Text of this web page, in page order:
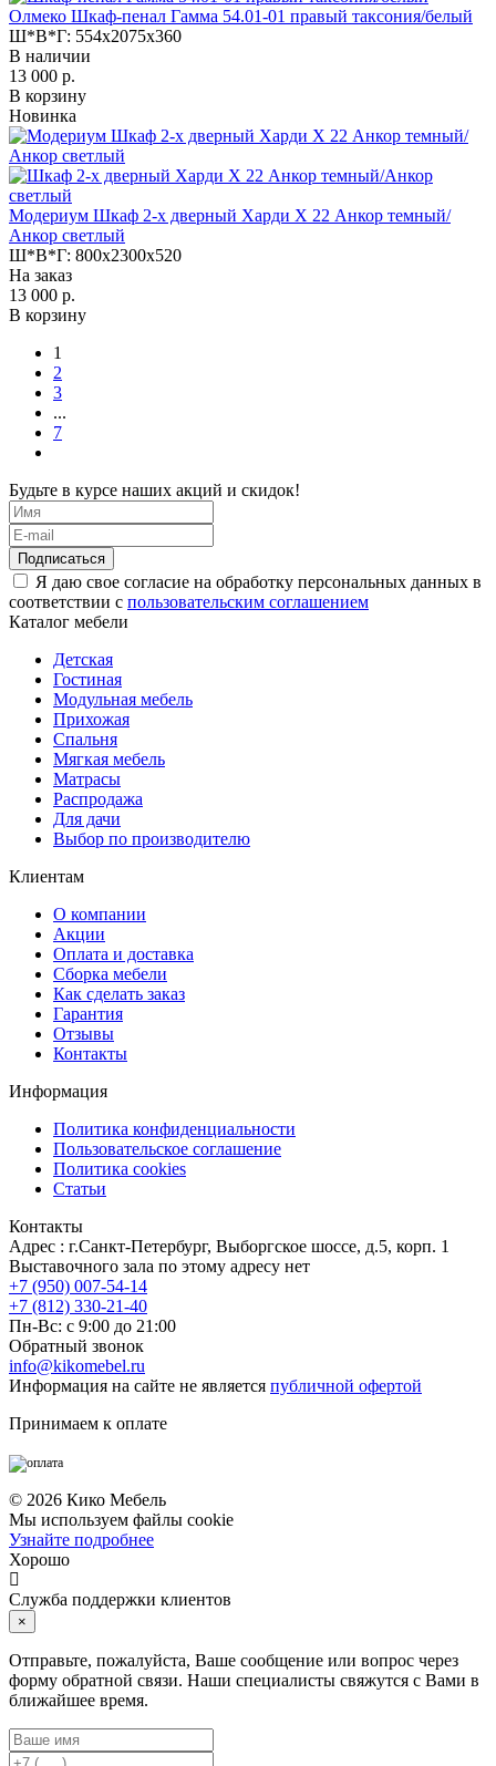
Олмеко Шкаф-пенал Гамма 54.01-01 правый таксония/белый
Ш*В*Г: 554x2075x360
В наличии
13 000 р.
В корзину
Новинка
Модериум Шкаф 2-х дверный Харди Х 22 Анкор темный/
Анкор светлый
Ш*В*Г: 800x2300x520
На заказ
13 000 р.
В корзину
1
2
3
...
7
Будьте в курсе наших акций и скидок!
Подписаться
Я даю свое согласие на обработку персональных данных в
соответствии с пользовательским соглашением
Каталог мебели
Детская
Гостиная
Модульная мебель
Прихожая
Спальня
Мягкая мебель
Матрасы
Распродажа
Для дачи
Выбор по производителю
Клиентам
О компании
Акции
Оплата и доставка
Сборка мебели
Как сделать заказ
Гарантия
Отзывы
Контакты
Информация
Политика конфиденциальности
Пользовательское соглашение
Политика cookies
Статьи
Контакты
Адрес : г.Санкт-Петербург, Выборгское шоссе, д.5, корп. 1
Выставочного зала по этому адресу нет
+7 (950) 007-54-14
+7 (812) 330-21-40
Пн-Вс: с 9:00 до 21:00
Обратный звонок
info@kikomebel.ru
Информация на сайте не является публичной офертой
Принимаем к оплате
© 2026 Кико Мебель
Мы используем файлы cookie
Узнайте подробнее
Хорошо
Служба поддержки клиентов
×
Отправьте, пожалуйста, Ваше сообщение или вопрос через
форму обратной связи. Наши специалисты свяжутся с Вами в
ближайшее время.